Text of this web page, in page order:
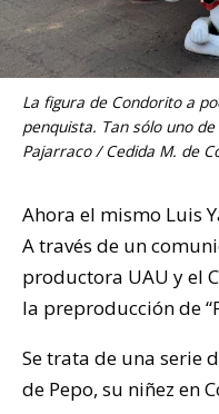
La figura de Condorito a
penquista. Tan sólo uno
Pajarraco / Cedida M. de
Ahora el mismo Luis
A través de un
productora UAU y el
la preproducción de
Se trata de una serie
de Pepo, su niñez en